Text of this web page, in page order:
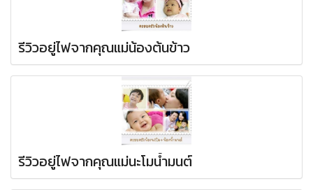
รีวิวอยู่ไฟจากคุณแม่น้องต้นข้าว
รีวิวอยู่ไฟจากคุณแม่นะโมน้ำมนต์